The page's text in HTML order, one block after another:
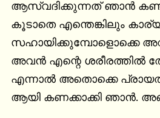
ആസ്വദിക്കുന്നത് ഞാൻ
കൂടാതെ എന്തെങ്കിലും
സഹായിക്കുമ്പോളൊക്കെ
അവൻ എന്റെ ശരീരത്തിൽ
എന്നാൽ അതൊക്കെ
ആയി കണക്കാക്കി ഞാൻ.